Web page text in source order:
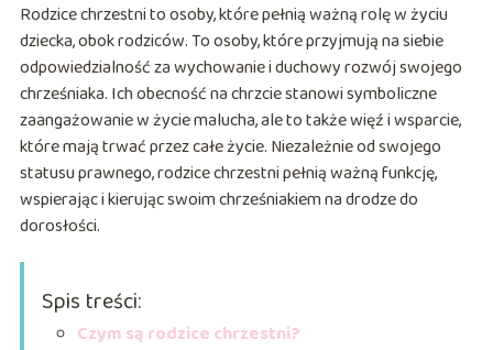
Rodzice chrzestni to osoby, które pełnią ważną rolę w życiu
dziecka, obok rodziców. To osoby, które przyjmują na siebie
odpowiedzialność za wychowanie i duchowy rozwój swojego
chrześniaka. Ich obecność na chrzcie stanowi symboliczne
zaangażowanie w życie malucha, ale to także więź i wsparcie,
które mają trwać przez całe życie. Niezależnie od swojego
statusu prawnego, rodzice chrzestni pełnią ważną funkcję,
wspierając i kierując swoim chrześniakiem na drodze do
dorosłości.
Spis treści:
Czym są rodzice chrzestni?